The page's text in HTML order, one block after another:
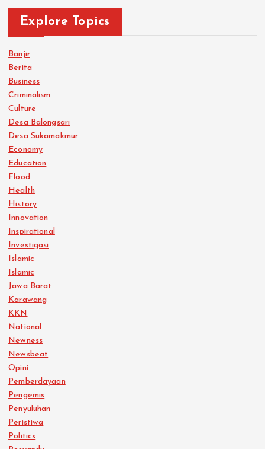
Explore Topics
Banjir
Berita
Business
Criminalism
Culture
Desa Balongsari
Desa Sukamakmur
Economy
Education
Flood
Health
History
Innovation
Inspirational
Investigasi
Islamic
Islamic
Jawa Barat
Karawang
KKN
National
Newness
Newsbeat
Opini
Pemberdayaan
Pengemis
Penyuluhan
Peristiwa
Politics